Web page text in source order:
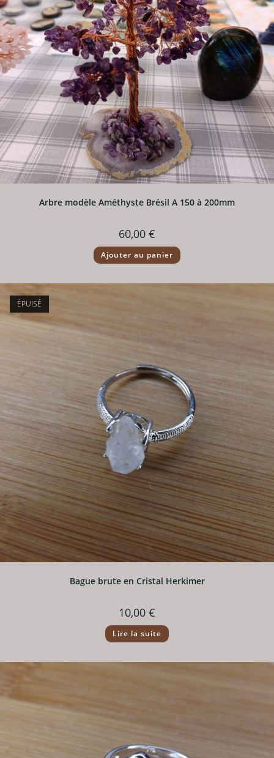
Arbre modèle Améthyste Brésil A 150 à 200mm
60,00 €
Ajouter au panier
ÉPUISÉ
Bague brute en Cristal Herkimer
10,00 €
Lire la suite